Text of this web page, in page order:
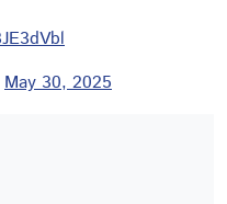
May 30, 2025